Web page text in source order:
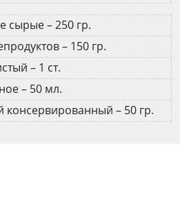
сырые – 250 гр.
– 150 гр.
– 1 ст.
– 50 мл.
консервированный – 50 гр.